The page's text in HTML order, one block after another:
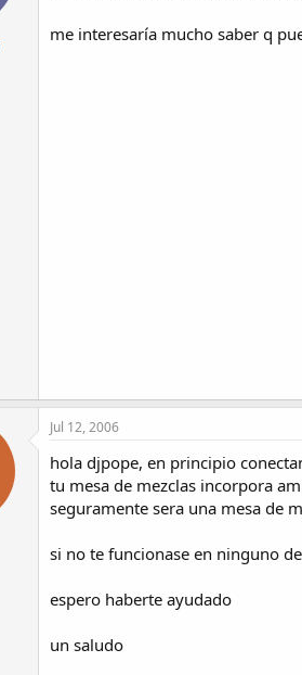
me interesaría mucho saber q
Jul 12, 2006
hola djpope, en principio
tu mesa de mezclas incorpora
seguramente sera una mesa de
si no te funcionase en ninguno
espero haberte ayudado
un saludo